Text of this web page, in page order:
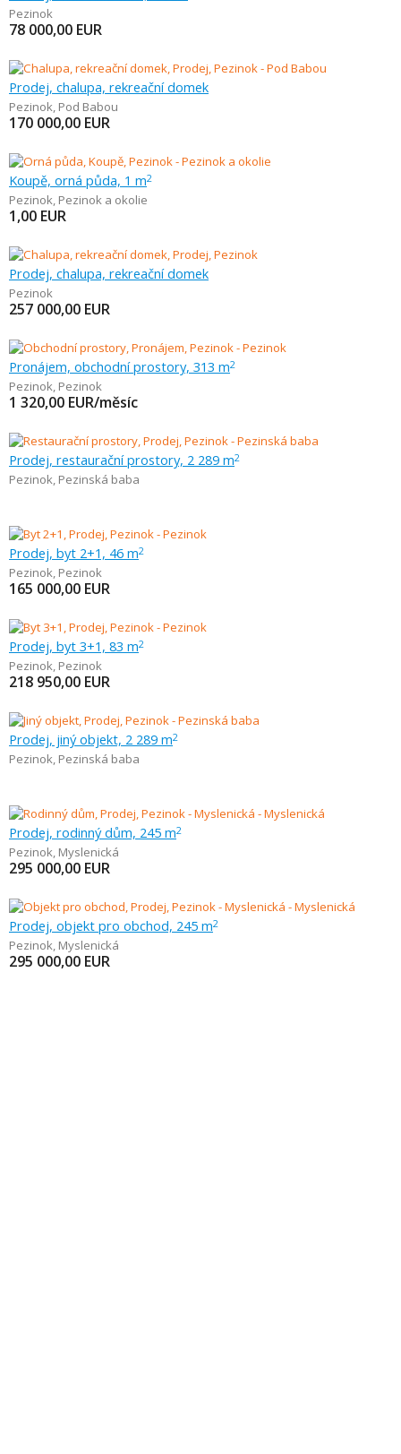
Pezinok
78 000,00 EUR
Prodej, chalupa, rekreační domek
Pezinok, Pod Babou
170 000,00 EUR
Koupě, orná půda, 1 m2
Pezinok, Pezinok a okolie
1,00 EUR
Prodej, chalupa, rekreační domek
Pezinok
257 000,00 EUR
Pronájem, obchodní prostory, 313 m2
Pezinok, Pezinok
1 320,00 EUR/měsíc
Prodej, restaurační prostory, 2 289 m2
Pezinok, Pezinská baba
Prodej, byt 2+1, 46 m2
Pezinok, Pezinok
165 000,00 EUR
Prodej, byt 3+1, 83 m2
Pezinok, Pezinok
218 950,00 EUR
Prodej, jiný objekt, 2 289 m2
Pezinok, Pezinská baba
Prodej, rodinný dům, 245 m2
Pezinok, Myslenická
295 000,00 EUR
Prodej, objekt pro obchod, 245 m2
Pezinok, Myslenická
295 000,00 EUR